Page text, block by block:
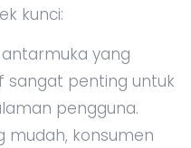
kunci:
antarmuka yang
sangat penting untuk
pengguna.
mudah, konsumen